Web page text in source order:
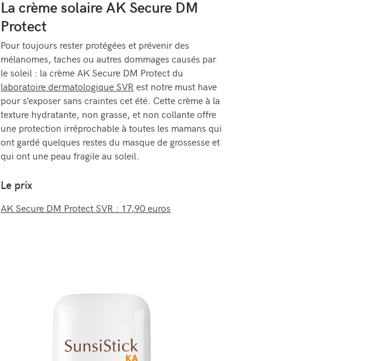
La crème solaire AK Secure DM
Protect
Pour toujours rester protégées et prévenir des
mélanomes, taches ou autres dommages causés par
le soleil : la crème AK Secure DM Protect du
laboratoire dermatologique SVRest notre must have
pour s’exposer sans craintes cet été. Cette crème à la
texture hydratante, non grasse, et non collante offre
une protection irréprochable à toutes les mamans qui
ont gardé quelques restes du masque de grossesse et
qui ont une peau fragile au soleil.
Le prix
AK Secure DM Protect SVR : 17,90 euros